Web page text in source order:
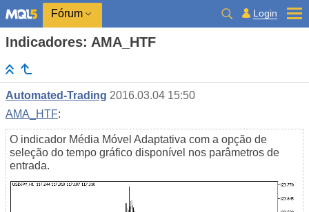
Fórum Login
Indicadores: AMA_HTF
Automated-Trading 2016.03.04 15:50
AMA_HTF:
O indicador Média Móvel Adaptativa com a opção de
seleção do tempo gráfico disponível nos parâmetros de
entrada.